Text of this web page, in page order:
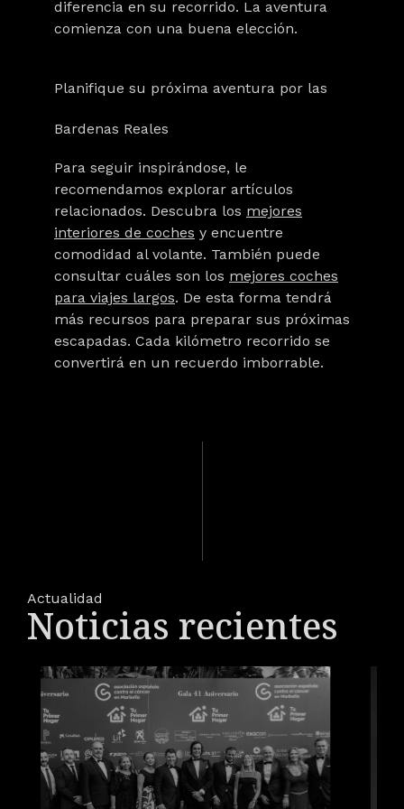
diferencia en su recorrido. La aventura
comienza con una buena elección.
Planifique su próxima aventura por las
Bardenas Reales
Para seguir inspirándose, le
recomendamos explorar artículos
relacionados. Descubra los mejores
interiores de coches y encuentre
comodidad al volante. También puede
consultar cuáles son los mejores coches
para viajes largos. De esta forma tendrá
más recursos para preparar sus próximas
escapadas. Cada kilómetro recorrido se
convertirá en un recuerdo imborrable.
Actualidad
Noticias recientes